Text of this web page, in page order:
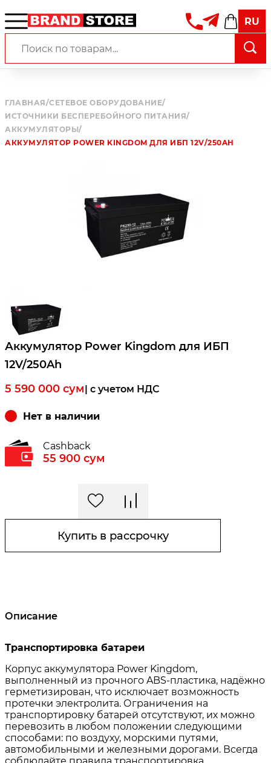
RU
ГЛАВНАЯ/СЕТЕВОЕ ОБОРУДОВАНИЕ/
ИСТОЧНИКИ БЕСПЕРЕБОЙНОГО ПИТАНИЯ/
АККУМУЛЯТОРЫ/
АККУМУЛЯТОР POWER KINGDOM ДЛЯ ИБП 12V/250AH
Аккумулятор Power Kingdom для ИБП
12V/250Ah
5 590 000 сум| c учетом НДС
Нет в наличии
Cashback
55 900 сум
Купить в рассрочку
Описание